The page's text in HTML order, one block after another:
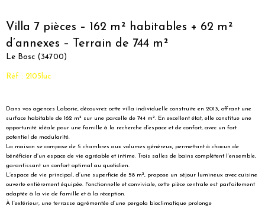
Villa 7 pièces – 162 m² habitables + 62 m²
d’annexes – Terrain de 744 m²
Le Bosc (34700)
Réf : 2105luc
Dans vos agences Laborie, découvrez cette villa individuelle construite en 2013, offrant une
surface habitable de 162 m² sur une parcelle de 744 m². En excellent état, elle constitue une
opportunité idéale pour une famille à la recherche d’espace et de confort, avec un fort
potentiel de modularité.
La maison se compose de 5 chambres aux volumes généreux, permettant à chacun de
bénéficier d’un espace de vie agréable et intime. Trois salles de bains complètent l’ensemble,
garantissant un confort optimal au quotidien.
L’espace de vie principal, d’une superficie de 58 m², propose un séjour lumineux avec cuisine
ouverte entièrement équipée. Fonctionnelle et conviviale, cette pièce centrale est parfaitement
adaptée à la vie de famille et à la réception.
À l’extérieur, une terrasse agrémentée d’une pergola bioclimatique prolonge